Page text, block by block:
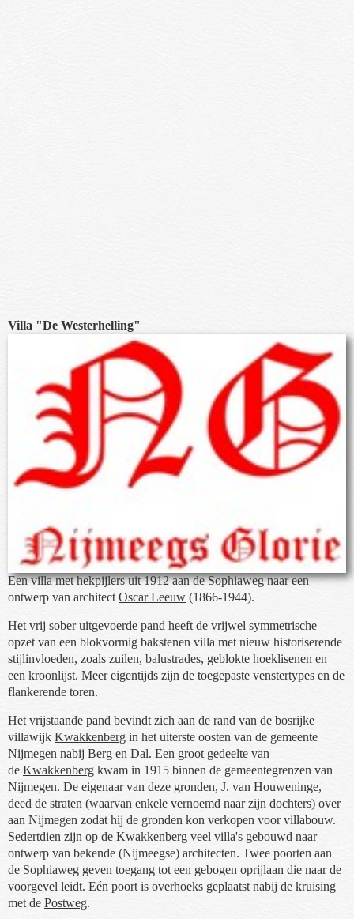
Villa "De Westerhelling"
Een villa met hekpijlers uit 1912 aan de Sophiaweg naar een
ontwerp van architect Oscar Leeuw (1866-1944).
Het vrij sober uitgevoerde pand heeft de vrijwel symmetrische
opzet van een blokvormig bakstenen villa met nieuw historiserende
stijlinvloeden, zoals zuilen, balustrades, geblokte hoeklisenen en
een kroonlijst. Meer eigentijds zijn de toegepaste venstertypes en de
flankerende toren.
Het vrijstaande pand bevindt zich aan de rand van de bosrijke
villawijk Kwakkenberg in het uiterste oosten van de gemeente
Nijmegen nabij Berg en Dal. Een groot gedeelte van
de Kwakkenberg kwam in 1915 binnen de gemeentegrenzen van
Nijmegen. De eigenaar van deze gronden, J. van Houweninge,
deed de straten (waarvan enkele vernoemd naar zijn dochters) over
aan Nijmegen zodat hij de gronden kon verkopen voor villabouw.
Sedertdien zijn op de Kwakkenberg veel villa's gebouwd naar
ontwerp van bekende (Nijmeegse) architecten. Twee poorten aan
de Sophiaweg geven toegang tot een gebogen oprijlaan die naar de
voorgevel leidt. Eén poort is overhoeks geplaatst nabij de kruising
met de Postweg.